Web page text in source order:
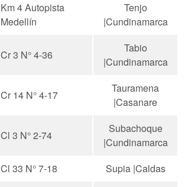
Km 4 Autopista
Medellín
Tenjo
|Cundinamarca
Cr 3 N° 4-36
Tabio
|Cundinamarca
Cr 14 N° 4-17
Tauramena
|Casanare
Cl 3 N° 2-74
Subachoque
|Cundinamarca
Cl 33 N° 7-18 Supia |Caldas